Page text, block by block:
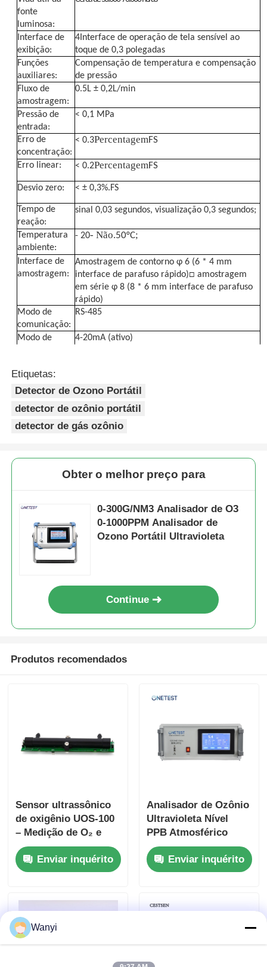
fonte
luminosa:
Interface de
exibição:
4Interface de operação de tela sensível ao
toque de 0,3 polegadas
Funções
auxiliares:
Compensação de temperatura e compensação
de pressão
Fluxo de
amostragem:
0.5L ± 0,2L/min
Pressão de
entrada:
< 0,1 MPa
Erro de
concentração:
< 0.3PercentagemFS
Erro linear: < 0.2PercentagemFS
Desvio zero: < ± 0,3%.FS
Tempo de
reação:
sinal 0,03 segundos, visualização 0,3 segundos;
Temperatura
ambiente:
- 20- Não.50°C;
Interface de
amostragem:
Amostragem de contorno φ 6 (6 * 4 mm
interface de parafuso rápido)□ amostragem
em série φ 8 (8 * 6 mm interface de parafuso
rápido)
Modo de
comunicação:
RS-485
Modo de
4-20mA (ativo)
retransmissão:
Fornecimento
entrada:
AC110-220V;
Tamanho do
230 mm (altura) × 330 mm (largura) × 150 mm
gratuitamente durante 2 anos (exceto para
Etiquetas:
Detector de Ozono Portátil
detector de ozônio portátil
detector de gás ozônio
Obter o melhor preço para
0-300G/NM3 Analisador de O3
0-1000PPM Analisador de
Ozono Portátil Ultravioleta
Continue
Produtos recomendados
Sensor ultrassônico
de oxigênio UOS-100
– Medição de O₂ e
fluxo
Enviar inquérito
Analisador de Ozônio
Ultravioleta Nível
PPB Atmosférico
Enviar inquérito
Wanyi